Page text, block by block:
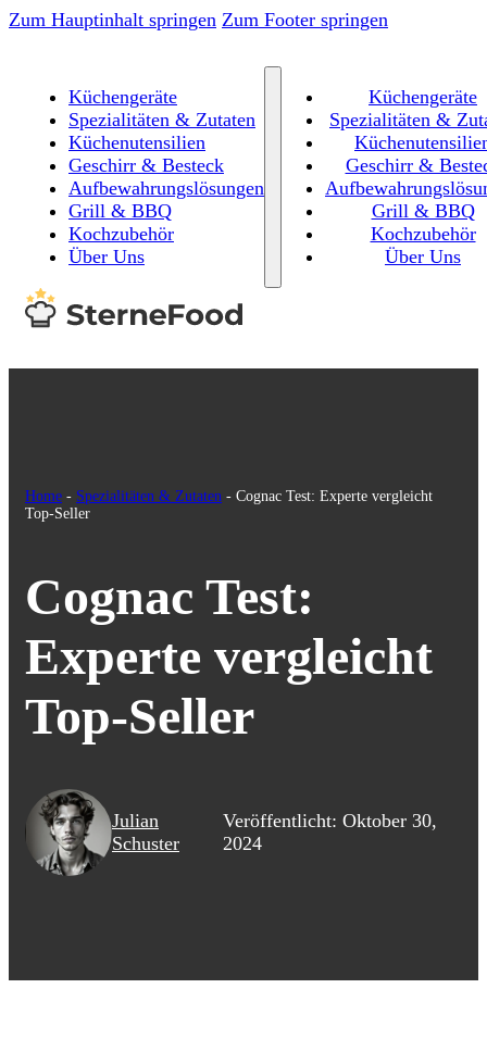
Zum Hauptinhalt springen Zum Footer springen
Küchengeräte
Spezialitäten & Zutaten
Küchenutensilien
Geschirr & Besteck
Aufbewahrungslösungen
Grill & BBQ
Kochzubehör
Über Uns
Küchengeräte
Spezialitäten &
Geschirr &
Grill & BBQ
Kochzubehör
Über Uns
Home - Spezialitäten & Zutaten - Cognac Test: Experte vergleicht
Top-Seller
Cognac Test:
Experte vergleicht
Top-Seller
Julian
Schuster
Veröffentlicht: Oktober 30,
2024